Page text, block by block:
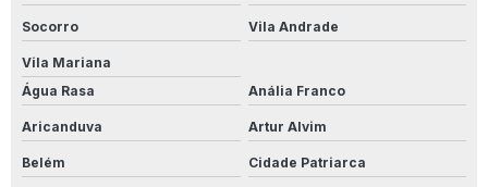
Produto Para Limpar Calçadas
Produto Para Limpar Calçadas Com Limo
Produto Para Limpar Cerâmica
Produto Para Limpar Cerâmica Antiderrapante
Socorro Vila Andrade
Vila Mariana
Água Rasa
Anália Franco
Aricanduva Artur Alvim
Belém Cidade Patriarca